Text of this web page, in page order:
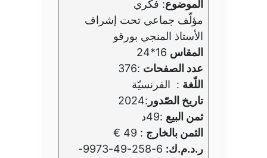
الموضوع: فكري
مؤلّف جماعي تحت إشراف
الأستاذ المنجي بورقو
المقاس
عدد الصفحات :376
اللّغة : الفرنسيّة
تاريخ الصّدور :2024
ثمن البيع :49د
الثمن بالخارج : 49 €
ر.د.م.ك:
6-258-49-9973-